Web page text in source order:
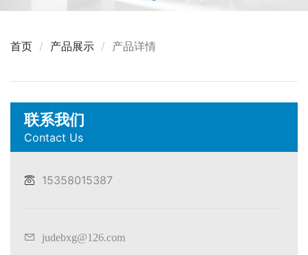
首页 产品展示 产品详情
联系我们
Contact Us
15358015387
judebxg@126.com